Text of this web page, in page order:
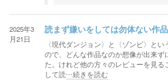
2025年3
月21日
読まず嫌いをしては勿体ない作品
〈現代ダンジョン〉と〈ゾンビ〉と
ので、どんな作品なのか想像が出来ず
た。けれど他の方々のレビューを見る
して読…続きを読む